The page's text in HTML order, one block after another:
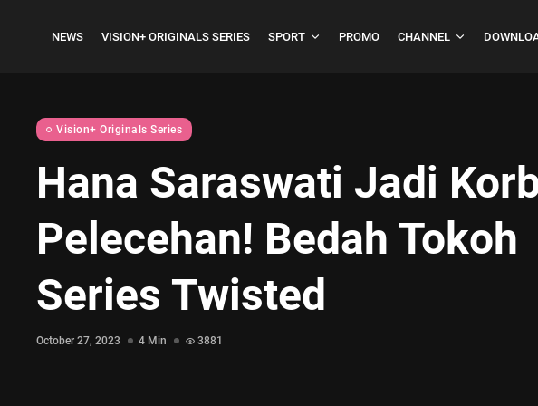
NEWS VISION+ ORIGINALS SERIES SPORT PROMO CHANNEL
Indonesia vs Kamboja
Hari Ini...
Grand Prix...
Vision+ Originals Series
Hana Saraswati Jadi
Pelecehan! Bedah Tokoh
Series Twisted
October 27, 2023 4 Min 3881